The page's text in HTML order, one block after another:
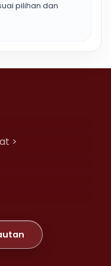
pilihan dan
>